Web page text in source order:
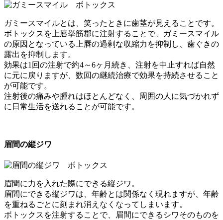
ガミースマイルとは、笑ったときに歯茎が見えることです。
ボトックスを上唇挙筋郡に注射することで、ガミースマイル
の原因となっている上唇の過剰な収縮力を抑制し、歯ぐきの
露出を抑制します。
効果は1回の注射で約4～6ヶ月続き、注射を中止すれば自然
に元に戻りますが、数回の継続治療で効果を持続させること
が可能です。
注射後の痛みや腫れはほとんどなく、周囲の人に気づかれず
に日常生活を送れることが可能です。
眉間の縦ジワ
眉間に力を入れた際にできる縦ジワ。
眉間にできる縦ジワは、年齢とは関係なく現れますが、年齢
を重ねるごとに刻まれ消えなくなってしまいます。
ボトックスを注射することで、眉間にできるシワそのものを